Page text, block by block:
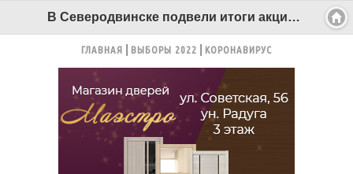
В Северодвинске подвели итоги акции «Трезвый водитель» - Беломорканал Северодвинск tv29.ru
ГЛАВНАЯ ВЫБОРЫ 2022 КОРОНАВИРУС